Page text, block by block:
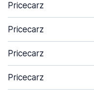
Pricecarz
Pricecarz
Pricecarz
Pricecarz